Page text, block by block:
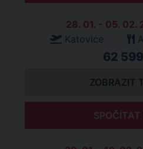
28. 01. - 05. 02.
Katovice
62
ZOBRAZIT
SPOČÍTAT